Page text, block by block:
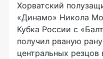
Хорватский
«Динамо» Никола
Кубка России с
получил рваную
центральных резцов